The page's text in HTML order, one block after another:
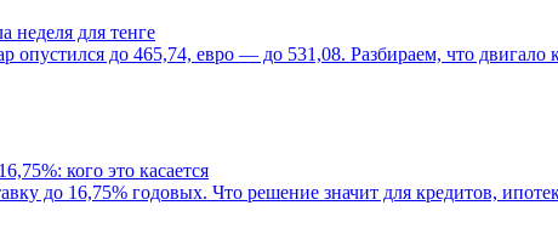
неделя для тенге
опустился до 465,74, евро — до 531,08. Разбираем, что
кого это касается
до 16,75% годовых. Что решение значит для кредитов,